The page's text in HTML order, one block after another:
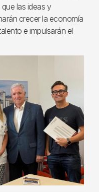
las ideas y
crecer la economía
e impulsarán el